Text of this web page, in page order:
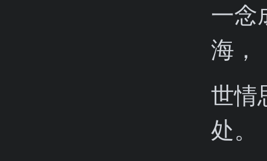
一念
海，
世情
处。